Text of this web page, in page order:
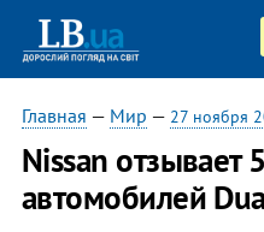
Главная — Мир — 27 ноября
Nissan отзывает
автомобилей